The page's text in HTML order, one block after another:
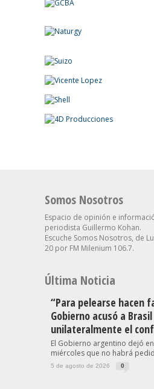
Somos Nosotros
Espacio de opinión e
periodista Guillermo Kohan.
Escuche Somos Nosotros, de
20 por FM Milenium 106.7.
Última Noticia
“Para pelearse hacen
Gobierno acusó a
unilateralmente el
El Gobierno argentino dejó
miércoles que no habrá
5 de agosto de 2026 0